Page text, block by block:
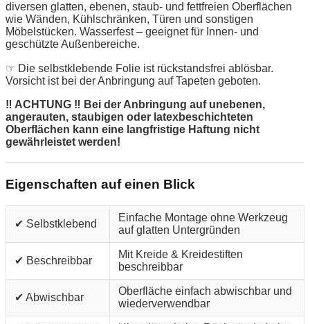
diversen glatten, ebenen, staub- und fettfreien Oberflächen
wie Wänden, Kühlschränken, Türen und sonstigen
Möbelstücken. Wasserfest – geeignet für Innen- und
geschützte Außenbereiche.
☞ Die selbstklebende Folie ist rückstandsfrei ablösbar.
Vorsicht ist bei der Anbringung auf Tapeten geboten.
‼ ACHTUNG ‼ Bei der Anbringung auf unebenen,
angerauten, staubigen oder latexbeschichteten
Oberflächen kann eine langfristige Haftung nicht
gewährleistet werden!
Eigenschaften auf einen Blick
✔ Selbstklebend
Einfache Montage ohne Werkzeug
auf glatten Untergründen
✔ Beschreibbar
Mit Kreide & Kreidestiften
beschreibbar
✔ Abwischbar
Oberfläche einfach abwischbar und
wiederverwendbar